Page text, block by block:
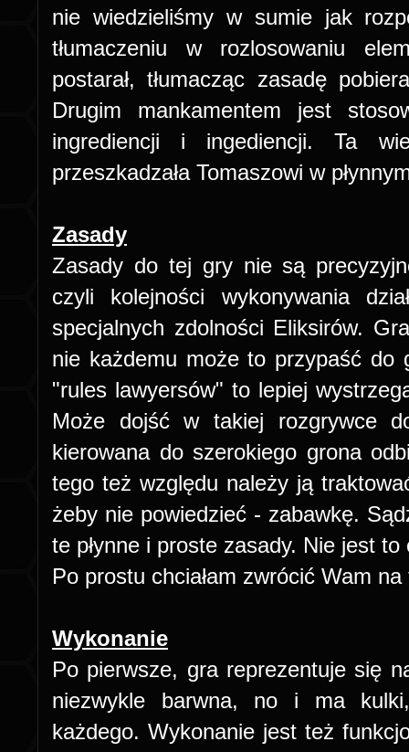
nie wiedzieliśmy w sumie jak
tłumaczeniu w rozlosowaniu
postarał, tłumacząc zasadę
Drugim mankamentem jest
ingrediencji i ingediencji. Ta
przeszkadzała Tomaszowi w
Zasady
Zasady do tej gry nie są
czyli kolejności wykonywania
specjalnych zdolności Eliksirów.
nie każdemu może to przypaść do
"rules lawyersów" to lepiej
Może dojść w takiej rozgrywce
kierowana do szerokiego grona
tego też względu należy ją
żeby nie powiedzieć - zabawkę.
te płynne i proste zasady. Nie jest
Po prostu chciałam zwrócić Wam
Wykonanie
Po pierwsze, gra reprezentuje się
niezwykle barwna, no i ma
każdego. Wykonanie jest też